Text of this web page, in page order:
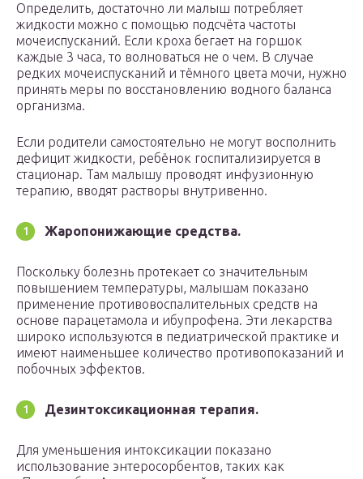
Определить, достаточно ли малыш потребляет
жидкости можно с помощью подсчёта частоты
мочеиспусканий. Если кроха бегает на горшок
каждые 3 часа, то волноваться не о чем. В случае
редких мочеиспусканий и тёмного цвета мочи, нужно
принять меры по восстановлению водного баланса
организма.
Если родители самостоятельно не могут восполнить
дефицит жидкости, ребёнок госпитализируется в
стационар. Там малышу проводят инфузионную
терапию, вводят растворы внутривенно.
Жаропонижающие средства.
Поскольку болезнь протекает со значительным
повышением температуры, малышам показано
применение противовоспалительных средств на
основе парацетамола и ибупрофена. Эти лекарства
широко используются в педиатрической практике и
имеют наименьшее количество противопоказаний и
побочных эффектов.
Дезинтоксикационная терапия.
Для уменьшения интоксикации показано
использование энтеросорбентов, таких как